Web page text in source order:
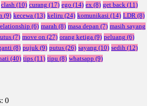
clash (10) curang (17) ego (14) ex (8) get back (11)
(9) kecewa (13) keliru (24) komunikasi (14) LDR (8)
(6) marah (8) masa depan (7) masih sayang
(7) move on (27) orang ketiga (9) peluang (6)
(8) pujuk (9) putus (26) sayang (10) sedih (12)
(40) tips (11) tipu (8) whatsapp (9)
0